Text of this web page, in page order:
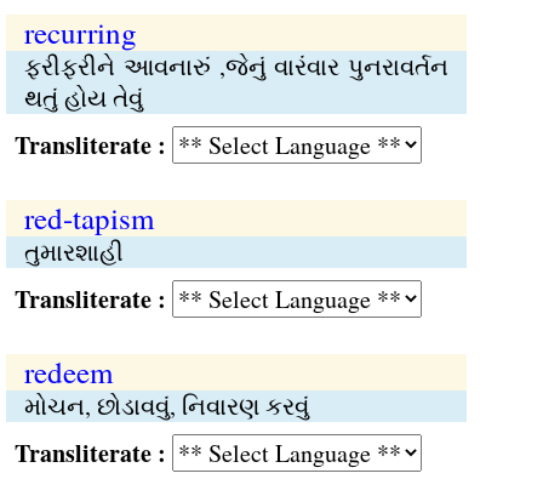
recurring
ફરીફરીને આવનારું ,જેનું વારંવાર પુનરાવર્તન
થતું હોય તેવું
:
red-tapism
તુમારશાહી
:
redeem
મોચન, છોડાવવું, નિવારણ કરવું
: